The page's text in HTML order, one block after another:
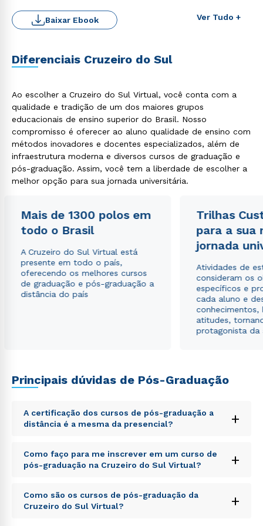
Ver Tudo +
Baixar Ebook
Diferenciais Cruzeiro do Sul
Ao escolher a Cruzeiro do Sul Virtual, você conta com a
qualidade e tradição de um dos maiores grupos
educacionais de ensino superior do Brasil. Nosso
compromisso é oferecer ao aluno qualidade de ensino com
métodos inovadores e docentes especializados, além de
infraestrutura moderna e diversos cursos de graduação e
pós-graduação. Assim, você tem a liberdade de escolher a
melhor opção para sua jornada universitária.
Mais de 1300 polos em
todo o Brasil
A Cruzeiro do Sul Virtual está
presente em todo o país,
oferecendo os melhores cursos
de graduação e pós-graduação a
distância do país
Trilhas
para a sua
jornada
Atividades de
consideram os
específicos e
cada aluno e
conhecimentos,
atitudes,
protagonista da
Principais dúvidas de Pós-Graduação
A certificação dos cursos de pós-graduação a
distância é a mesma da presencial?
+
Sed ut perspiciatis unde omnis iste natus error sit
voluptatem accusantium doloremque laudantium,
totam rem aperiam, eaque ipsa quae ab illo inventore
explicabo. Nemo enim ipsam voluptatem quia
voluptas sit aspernatur aut odit aut fugit, sed quia
Como faço para me inscrever em um curso de
pós-graduação na Cruzeiro do Sul Virtual?
+
Sed ut perspiciatis unde omnis iste natus error sit
voluptatem accusantium doloremque laudantium,
Como são os cursos de pós-graduação da
Cruzeiro do Sul Virtual?
+
Rápido e fácil
WhatsApp
ou
Política de Privacidade.
autorizo que meus dados sejam utilizados para o
envio de conteúdos da Cruzeiro do Sul.